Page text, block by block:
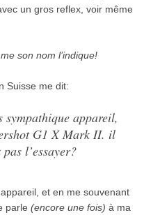
un gros reflex, voir même
son nom l’indique!
Suisse me dit:
sympathique appareil,
G1 X Mark II. il
l’essayer?
et en me souvenant
parle (encore une fois) à ma